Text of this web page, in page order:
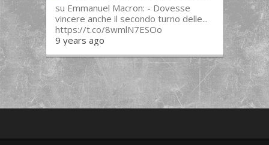
su Emmanuel Macron: - Dovesse
vincere anche il secondo turno delle...
https://t.co/8wmlN7ESOo
9 years ago